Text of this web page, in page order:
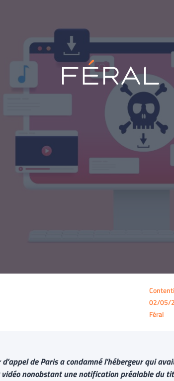
02/05/
Féral
d’appel de Paris a condamné l’hébergeur qui
vidéo nonobstant une notification préalable du